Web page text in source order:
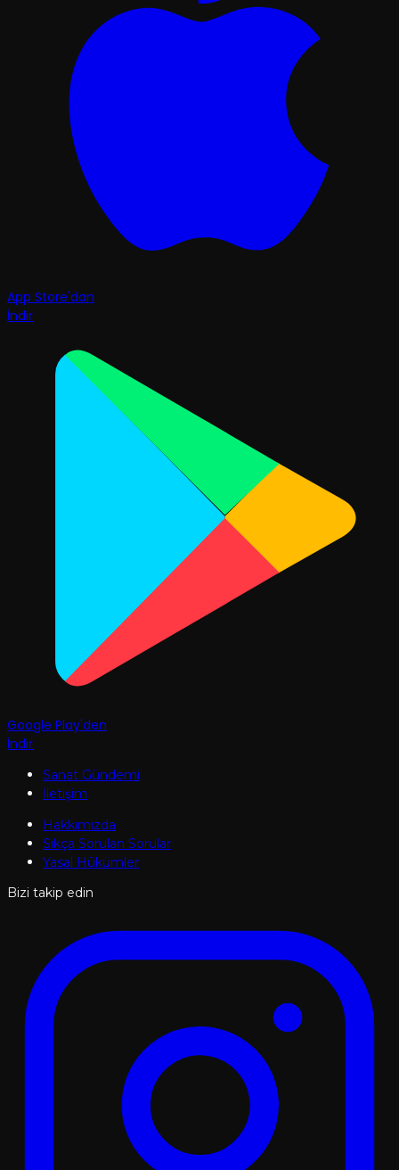
App Store'dan
İndir
Google Play'den
İndir
Sanat Gündemi
İletişim
Hakkımızda
Sıkça Sorulan Sorular
Yasal Hükümler
Bizi takip edin